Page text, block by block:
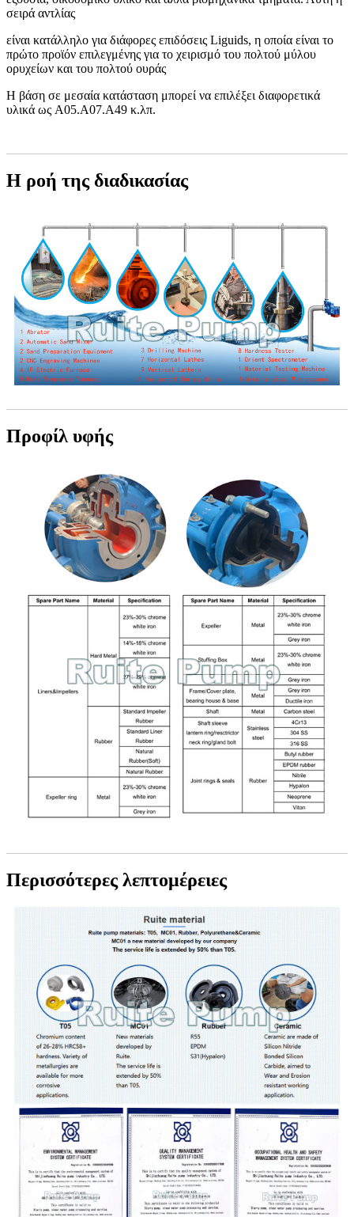
σειρά αντλίας
είναι κατάλληλο για διάφορες επιδόσεις Liguids, η οποία είναι το
πρώτο προϊόν επιλεγμένης για το χειρισμό του πολτού μύλου
ορυχείων και του πολτού ουράς
Η βάση σε μεσαία κατάσταση μπορεί να επιλέξει διαφορετικά
υλικά ως A05.A07.A49 κ.λπ.
Η ροή της διαδικασίας
Προφίλ υφής
Περισσότερες λεπτομέρειες